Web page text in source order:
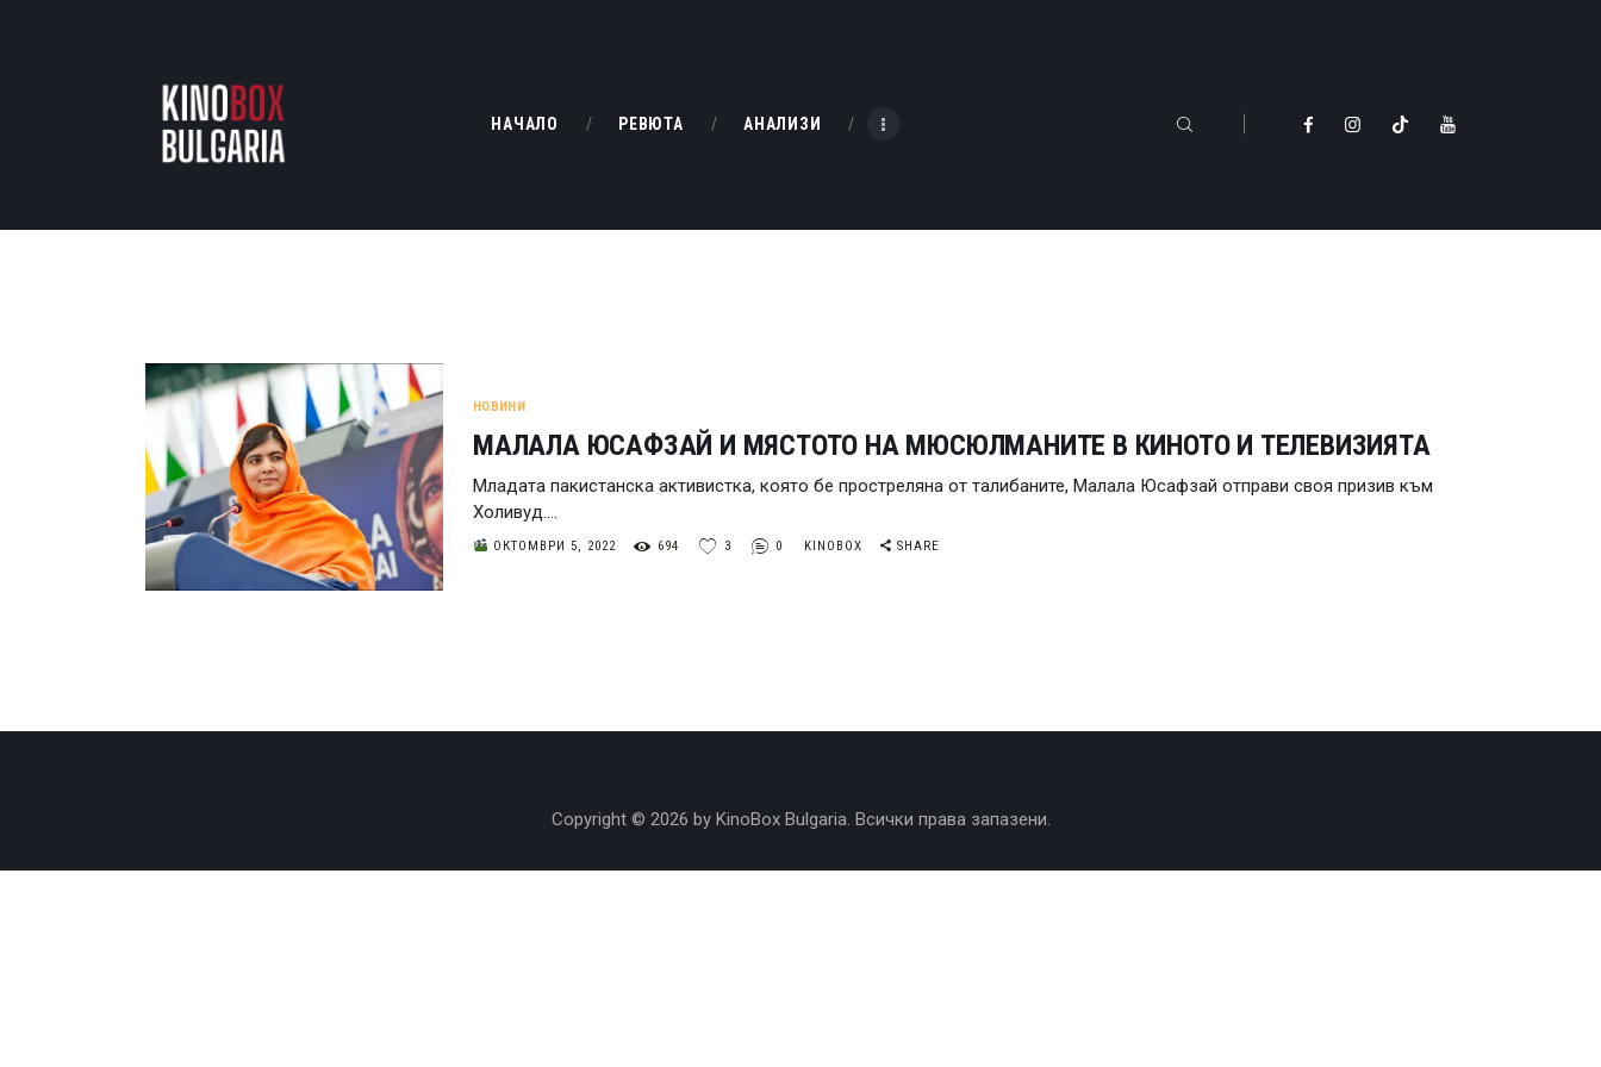
НАЧАЛО РЕВЮТА АНАЛИЗИ
РЕВЮТА
БАХТИ НАГРАДИТЕ
НОВИНИ
МАЛАЛА ЮСАФЗАЙ И МЯСТОТО НА МЮСЮЛМАНИТЕ В КИНОТО И ТЕЛЕВИЗИЯТА
Младата пакистанска активистка, която бе простреляна от талибаните, Малала Юсафзай отправи своя призив към
Холивуд.…
ОКТОМВРИ 5, 2022 694 3 0 KINOBOX SHARE
Copyright © 2026 by KinoBox Bulgaria. Всички права запазени.